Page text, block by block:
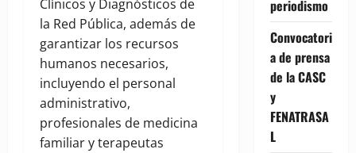
Clínicos y Diagnósticos de
la Red Pública, además de
garantizar los recursos
humanos necesarios,
incluyendo el personal
administrativo,
profesionales de medicina
familiar y terapeutas
periodismo
Convocatori
a de prensa
de la CASC
y
FENATRASA
L